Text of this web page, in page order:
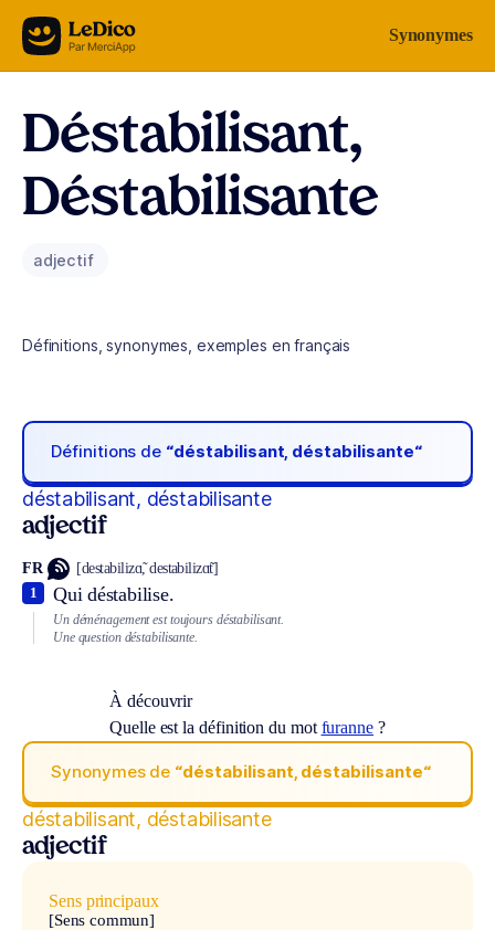
Aller au contenu Synonymes
Déstabilisant,
Déstabilisante
adjectif
Définitions, synonymes, exemples en français
Définitions de “déstabilisant, déstabilisante“
déstabilisant, déstabilisante
adjectif
FR [destabilizɑ̃, destabilizɑ̃t]
Qui déstabilise.
1
Un déménagement est toujours déstabilisant.
Une question déstabilisante.
À découvrir
Quelle est la définition du mot furanne ?
Synonymes de “déstabilisant, déstabilisante“
déstabilisant, déstabilisante
adjectif
Sens principaux
[Sens commun]